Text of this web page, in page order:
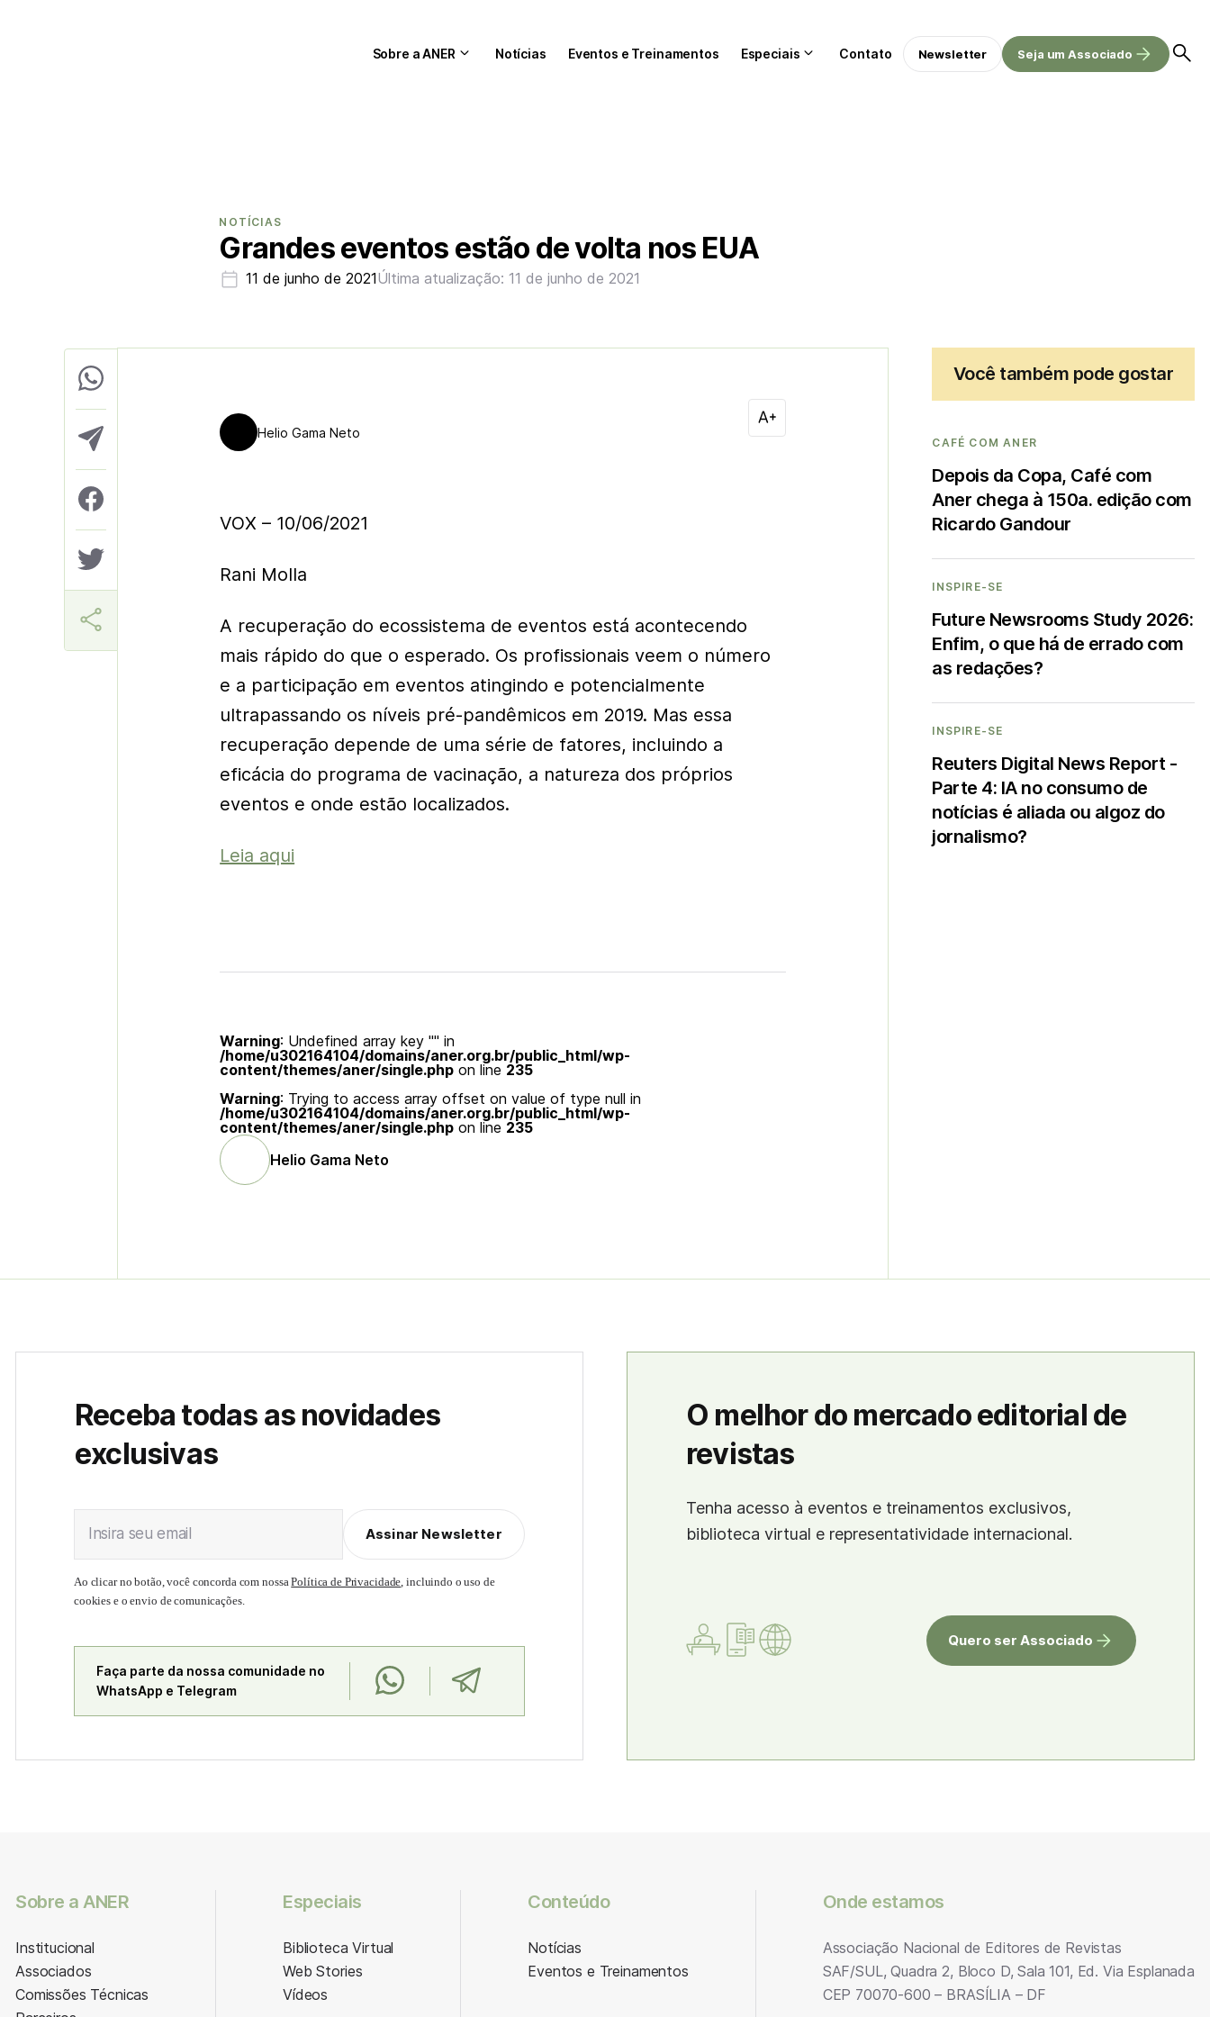
Sobre a ANER Notícias Eventos e Treinamentos Especiais Contato Newsletter Seja um Associado
NOTÍCIAS
Grandes eventos estão de volta nos EUA
11 de junho de 2021Última atualização: 11 de junho de 2021
Helio Gama Neto
VOX – 10/06/2021
Rani Molla
A recuperação do ecossistema de eventos está acontecendo
mais rápido do que o esperado. Os profissionais veem o número
e a participação em eventos atingindo e potencialmente
ultrapassando os níveis pré-pandêmicos em 2019. Mas essa
recuperação depende de uma série de fatores, incluindo a
eficácia do programa de vacinação, a natureza dos próprios
eventos e onde estão localizados.
Leia aqui
Warning: Undefined array key "" in
/home/u302164104/domains/aner.org.br/public_html/wp-
content/themes/aner/single.php on line 235
Warning: Trying to access array offset on value of type null in
/home/u302164104/domains/aner.org.br/public_html/wp-
content/themes/aner/single.php on line 235
Helio Gama Neto
Você também pode gostar
CAFÉ COM ANER
Depois da Copa, Café com
Aner chega à 150a. edição com
Ricardo Gandour
INSPIRE-SE
Future Newsrooms Study 2026:
Enfim, o que há de errado com
as redações?
INSPIRE-SE
Reuters Digital News Report -
Parte 4: IA no consumo de
notícias é aliada ou algoz do
jornalismo?
Receba todas as novidades
exclusivas
Insira seu email Assinar Newsletter
Ao clicar no botão, você concorda com nossaPolítica de Privacidade, incluindo o uso de
cookies e o envio de comunicações.
Faça parte da nossa comunidade no
WhatsApp e Telegram
O melhor do mercado editorial de
revistas
Tenha acesso à eventos e treinamentos exclusivos,
biblioteca virtual e representatividade internacional.
Quero ser Associado
Sobre a ANER
Institucional
Associados
Comissões Técnicas
Especiais
Biblioteca Virtual
Web Stories
Vídeos
Conteúdo
Notícias
Eventos e Treinamentos
Onde estamos
Associação Nacional de Editores de Revistas
SAF/SUL, Quadra 2, Bloco D, Sala 101, Ed. Via Esplanada
CEP 70070-600 – BRASÍLIA – DF